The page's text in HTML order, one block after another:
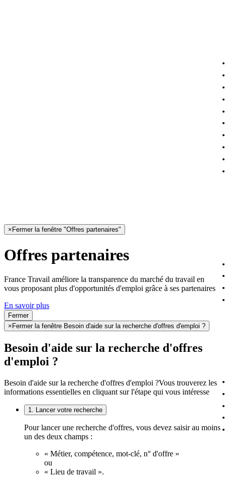
× Fermer la fenêtre "Offres partenaires"
Offres partenaires
France Travail améliore la transparence du marché du travail en
vous proposant plus d'opportunités d'emploi grâce à ses partenaires
En savoir plus
Fermer
× Fermer la fenêtre Besoin d'aide sur la recherche d'offres d'emploi ?
Besoin d'aide sur la recherche d'offres
d'emploi ?
Besoin d'aide sur la recherche d'offres d'emploi ?Vous trouverez les
informations essentielles en cliquant sur l'étape qui vous intéresse
1. Lancer votre recherche
Pour lancer une recherche d'offres, vous devez saisir au moins
un des deux champs :
« Métier, compétence, mot-clé, n° d'offre »
ou
« Lieu de travail ».